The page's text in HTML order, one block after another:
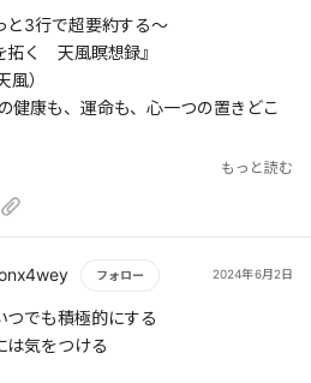
む
と3行で超要約する～
拓く 天風瞑想録』
風）
康も、運命も、心一つの置きどこ
一切の生命をしのいでいる力の結晶
としては）
もっと読む
フォロー 2024年6月2日
む
つでも積極的にする
は気をつける